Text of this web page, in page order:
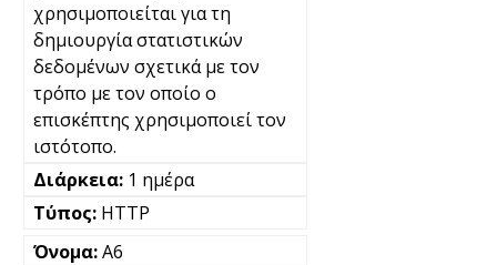
χρησιμοποιείται για τη
δημιουργία στατιστικών
δεδομένων σχετικά με τον
τρόπο με τον οποίο ο
επισκέπτης χρησιμοποιεί τον
ιστότοπο.
1 ημέρα
HTTP
A6